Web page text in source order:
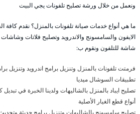
ونعمل من خلال ورشة تصليح تلفونات يجي البيت
ما هي أنواع خدمات صيانة تلفونات بالمنزل؟ نقدم
الايفون والسامسونج والاندرويد وتصليح فلاتات
شاشة للتلفون ونقوم ب:
فرمتت تلفونات بالمنزل وتنزيل برامج اندرويد وتنزيل
تطبيقات السوشال ميديا
تصليح ايباد بالمنزل بالشاليهات ولدينا الخبرة في
أنواع قطع الغيار الأصلية
تصليح سامسونج بالشاليهات وتنزيل برامج حديثة